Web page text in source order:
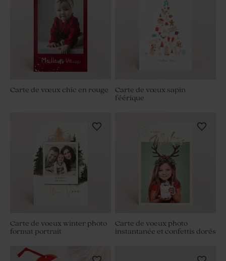
Carte de vœux chic en rouge
Carte de vœux sapin
féérique
Carte de voeux winter photo
format portrait
Carte de voeux photo
instantanée et confettis dorés